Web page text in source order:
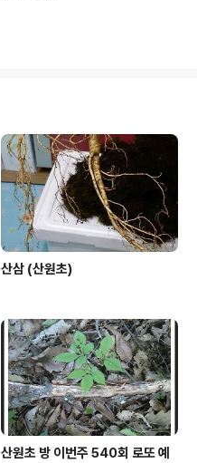
산삼 (산원초)
산원초 방 이번주 540회 로또 예